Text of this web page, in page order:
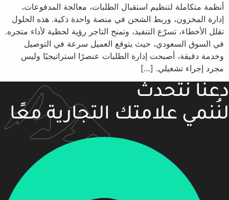
أنظمة متكاملة لتنظيم استقبال الطلبات، معالجة المدفوعات،
إدارة المخزون، وربط الشحن في منصة واحدة ذكية. هذه الحلول
تقلل الأخطاء، تسرّع التنفيذ، وتمنح التاجر رؤية لحظية لأداء متجره.
في السوق السعودي، حيث يتوقع العميل سرعة في التوصيل
وخدمة دقيقة، أصبحت إدارة الطلبات عنصرًا استراتيجيًا وليس
مجرد إجراء تشغيلي. […]
دعنا نتحدث
لنُنمي علامتك التجارية معًا